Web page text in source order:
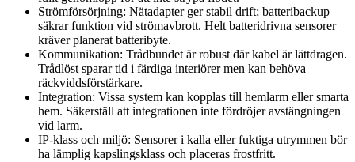
Strömförsörjning: Nätadapter ger stabil drift; batteribackup
säkrar funktion vid strömavbrott. Helt batteridrivna sensorer
kräver planerat batteribyte.
Kommunikation: Trådbundet är robust där kabel är lättdragen.
Trådlöst sparar tid i färdiga interiörer men kan behöva
räckviddsförstärkare.
Integration: Vissa system kan kopplas till hemlarm eller smarta
hem. Säkerställ att integrationen inte fördröjer avstängningen
vid larm.
IP-klass och miljö: Sensorer i kalla eller fuktiga utrymmen bör
ha lämplig kapslingsklass och placeras frostfritt.